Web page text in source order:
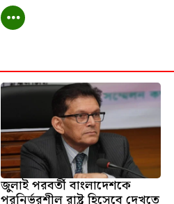
জুলাই পরবর্তী বাংলাদেশকে